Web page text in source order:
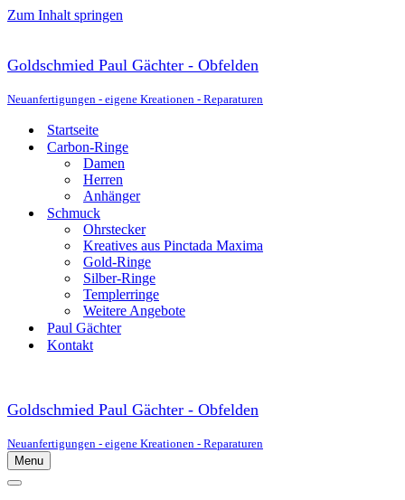
Zum Inhalt springen
Goldschmied Paul Gächter - Obfelden
Neuanfertigungen - eigene Kreationen - Reparaturen
Startseite
Carbon-Ringe
Damen
Herren
Anhänger
Schmuck
Ohrstecker
Kreatives aus Pinctada Maxima
Gold-Ringe
Silber-Ringe
Templerringe
Weitere Angebote
Paul Gächter
Kontakt
Goldschmied Paul Gächter - Obfelden
Neuanfertigungen - eigene Kreationen - Reparaturen
Menu
Navigationsmenü
Navigationsmenü